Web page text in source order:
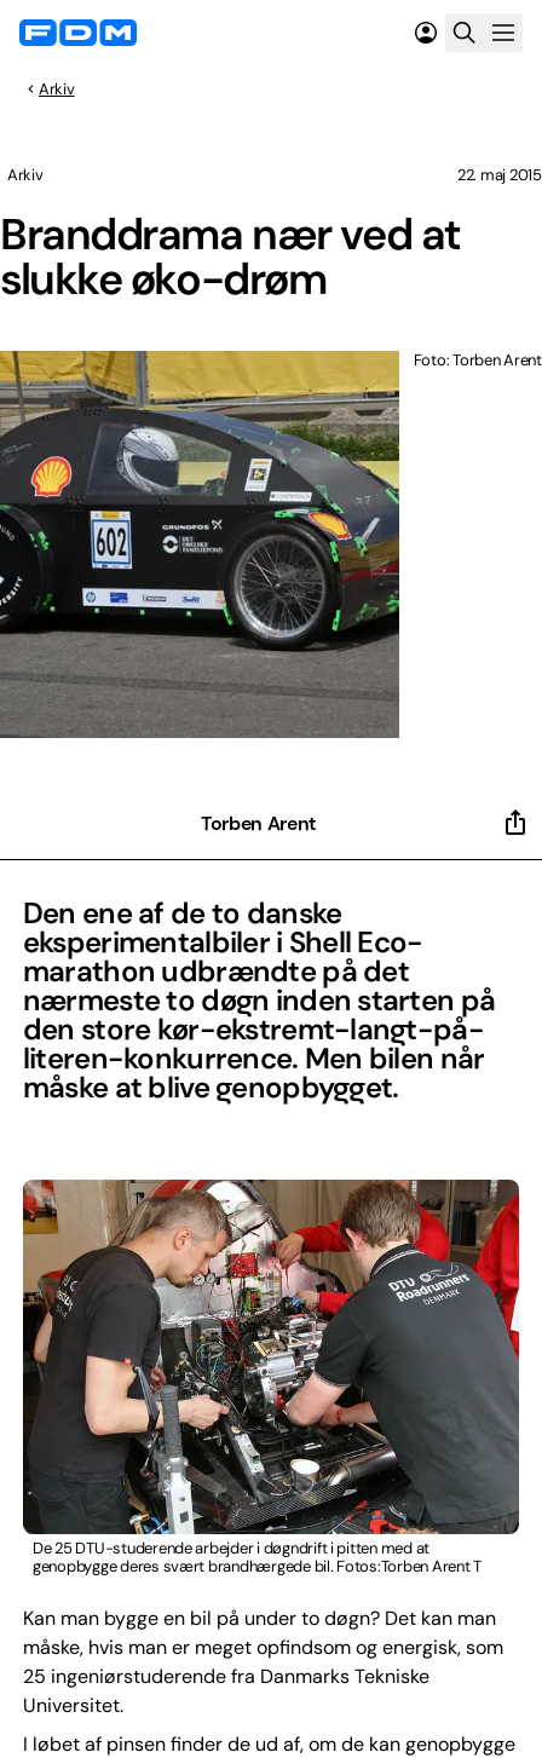
Arkiv
Branddrama nær ved at
slukke øko-drøm
Arkiv 22. maj 2015
Foto: Torben Arent
Torben Arent
Den ene af de to danske
eksperimentalbiler i Shell Eco-
marathon udbrændte på det
nærmeste to døgn inden starten på
den store kør-ekstremt-langt-på-
literen-konkurrence. Men bilen når
måske at blive genopbygget.
De 25 DTU-studerende arbejder i døgndrift i pitten med at
genopbygge deres svært brandhærgede bil. Fotos:Torben Arent T
Kan man bygge en bil på under to døgn? Det kan man
måske, hvis man er meget opfindsom og energisk, som
25 ingeniørstuderende fra Danmarks Tekniske
Universitet.
I løbet af pinsen finder de ud af, om de kan genopbygge